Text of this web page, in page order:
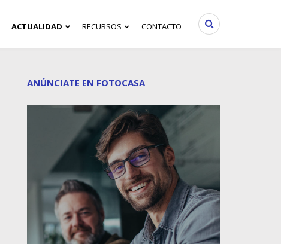
ACTUALIDAD RECURSOS CONTACTO
ANÚNCIATE EN FOTOCASA